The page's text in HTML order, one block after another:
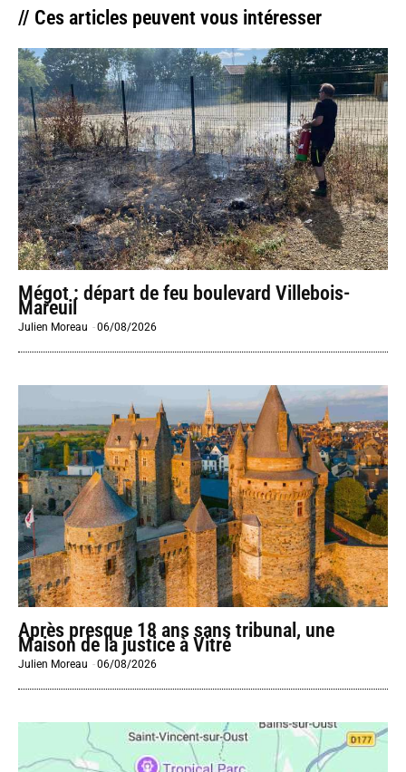
// Ces articles peuvent vous intéresser
Mégot : départ de feu boulevard Villebois-
Mareuil
Julien Moreau -06/08/2026
Après presque 18 ans sans tribunal, une
Maison de la justice à Vitré
Julien Moreau -06/08/2026